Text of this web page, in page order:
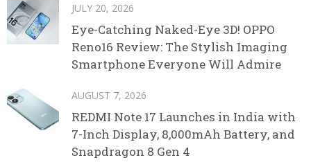
JULY 20, 2026
Eye-Catching Naked-Eye 3D! OPPO
Reno16 Review: The Stylish Imaging
Smartphone Everyone Will Admire
AUGUST 7, 2026
REDMI Note 17 Launches in India with
7-Inch Display, 8,000mAh Battery, and
Snapdragon 8 Gen 4